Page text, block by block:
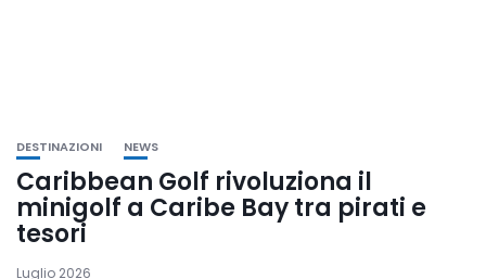
DESTINAZIONI NEWS
Caribbean Golf rivoluziona il
minigolf a Caribe Bay tra pirati e
tesori
Luglio 2026